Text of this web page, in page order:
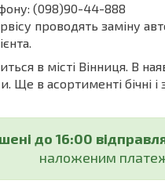
(098)90-44-888
проводять заміну
в місті Вінниця. В
Ще в асортименті бічні
до 16:00
наложеним